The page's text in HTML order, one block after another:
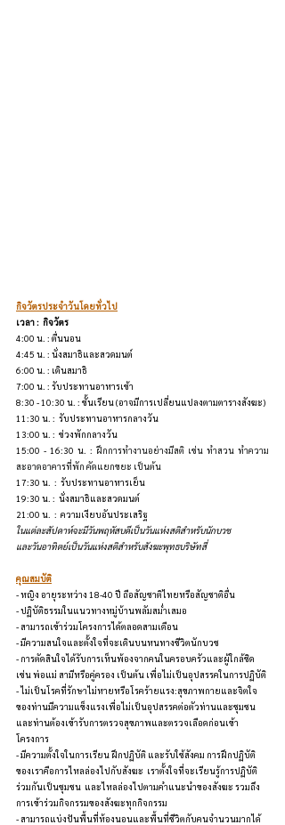
กิจวัตรประจำวันโดยทั่วไป
เวลา :  กิจวัตร
4:00 น. : ตื่นนอน
4:45 น. : นั่งสมาธิและสวดมนต์
6:00 น. : เดินสมาธิ
7:00 น. : รับประทานอาหารเช้า
8:30 - 10:30 น. : ชั้นเรียน (อาจมีการเปลี่ยนแปลงตามตารางสังฆะ)
11:30 น. :  รับประทานอาหารกลางวัน
13:00 น. :  ช่วงพักกลางวัน
15:00 - 16:30 น. : ฝึกการทำงานอย่างมีสติ เช่น ทำสวน ทำความ
สะอาดอาคารที่พัก คัดแยกขยะ เป็นต้น
17:30 น.  :  รับประทานอาหารเย็น
19:30 น. :  นั่งสมาธิและสวดมนต์
21:00 น.  :  ความเงียบอันประเสริฐ
ในแต่ละสัปดาห์จะมีวันพฤหัสบดีเป็นวันแห่งสติสำหรับนักบวช
และวันอาทิตย์เป็นวันแห่งสติสำหรับสังฆะพุทธบริษัทสี่
คุณสมบัติ
- หญิง อายุระหว่าง 18-40 ปี ถือสัญชาติไทยหรือสัญชาติอื่น
- ปฏิบัติธรรมในแนวทางหมู่บ้านพลัมสม่ำเสมอ
- สามารถเข้าร่วมโครงการได้ตลอดสามเดือน
- มีความสนใจและตั้งใจที่จะเดินบนหนทางชีวิตนักบวช
- การตัดสินใจได้รับการเห็นพ้องจากคนในครอบครัวและผู้ใกล้ชิด
เช่น พ่อแม่ สามีหรือคู่ครอง เป็นต้น เพื่อไม่เป็นอุปสรรคในการปฏิบัติ
- ไม่เป็นโรคที่รักษาไม่หายหรือโรคร้ายแรง:สุขภาพกายและจิตใจ
ของท่านมีความแข็งแรงเพื่อไม่เป็นอุปสรรคต่อตัวท่านและชุมชน
และท่านต้องเข้ารับการตรวจสุขภาพและตรวจเลือดก่อนเข้า
โครงการ
- มีความตั้งใจในการเรียน ฝึกปฏิบัติ และรับใช้สังคม การฝึกปฏิบัติ
ของเราคือการไหลล่องไปกับสังฆะ  เราตั้งใจที่จะเรียนรู้การปฏิบัติ
ร่วมกันเป็นชุมชน  และไหลล่องไปตามคำแนะนำของสังฆะ รวมถึง
การเข้าร่วมกิจกรรมของสังฆะทุกกิจกรรม
- สามารถแบ่งปันพื้นที่ห้องนอนและพื้นที่ชีวิตกับคนจำนวนมากได้